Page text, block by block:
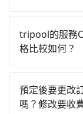
同行，高鐵加
使用tripool並
轉乘與等車上
三人以下要乘
車保險與可能
供最基本的車
病的就是車況
垃圾或者撞凹
的專車服務可
僅有合法計程
你們人數超過
預約一輛
繫好安全帶，
安全帶，則需
如有新生兒需
確認庫存再行
tripool的服務
格比較如何？
市場上稍具規
主的台灣大車
預定後要更改
嗎？修改要收